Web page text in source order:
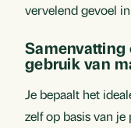
vervelend gevoel
gebruik van
Je bepaalt het
zelf op basis van